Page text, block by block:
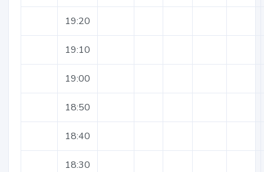
19:20
19:10
19:00
18:50
18:40
18:30